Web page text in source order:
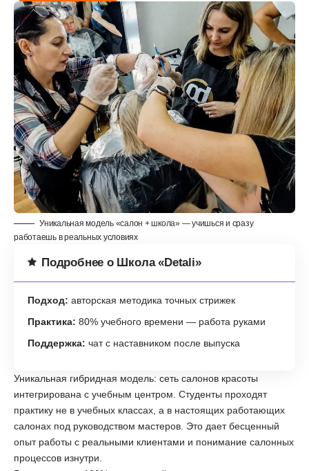
Уникальная модель «салон + школа» — учишься и сразу
работаешь в реальных условиях
Подробнее о Школа «Detali»
Подход: авторская методика точных стрижек
Практика: 80% учебного времени — работа руками
Поддержка: чат с наставником после выпуска
Уникальная гибридная модель: сеть салонов красоты
интегрирована с учебным центром. Студенты проходят
практику не в учебных классах, а в настоящих работающих
салонах под руководством мастеров. Это дает бесценный
опыт работы с реальными клиентами и понимание салонных
процессов изнутри.